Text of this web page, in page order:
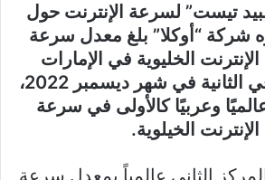
تيست” لسرعة الإنترنت حول
شركة “أوكلا” بلغ معدل سرعة
الخليوية في الإمارات
331.7 ميغابايت في الثانية في شهر ديسمبر 2022،
وعربيًا كالأولى في سرعة
الخيلوية.